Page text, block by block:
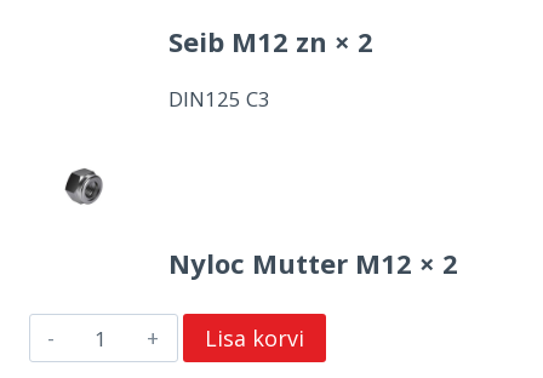
Seib M12 zn × 2
DIN125 C3
Nyloc Mutter M12 × 2
T-
klamber
Lisa korvi